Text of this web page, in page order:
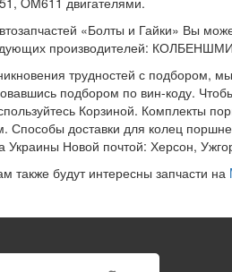
«Болты и Гайки» Вы
производителей:
трудностей с подбором,
подбором по вин-коду.
Корзиной. Комплекты
Способы доставки для колец
Украины Новой почтой: Херсон,
также будут интересны запчасти на